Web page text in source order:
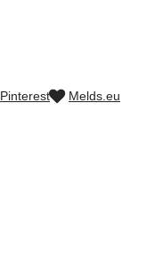
Pinterest
Melds.eu